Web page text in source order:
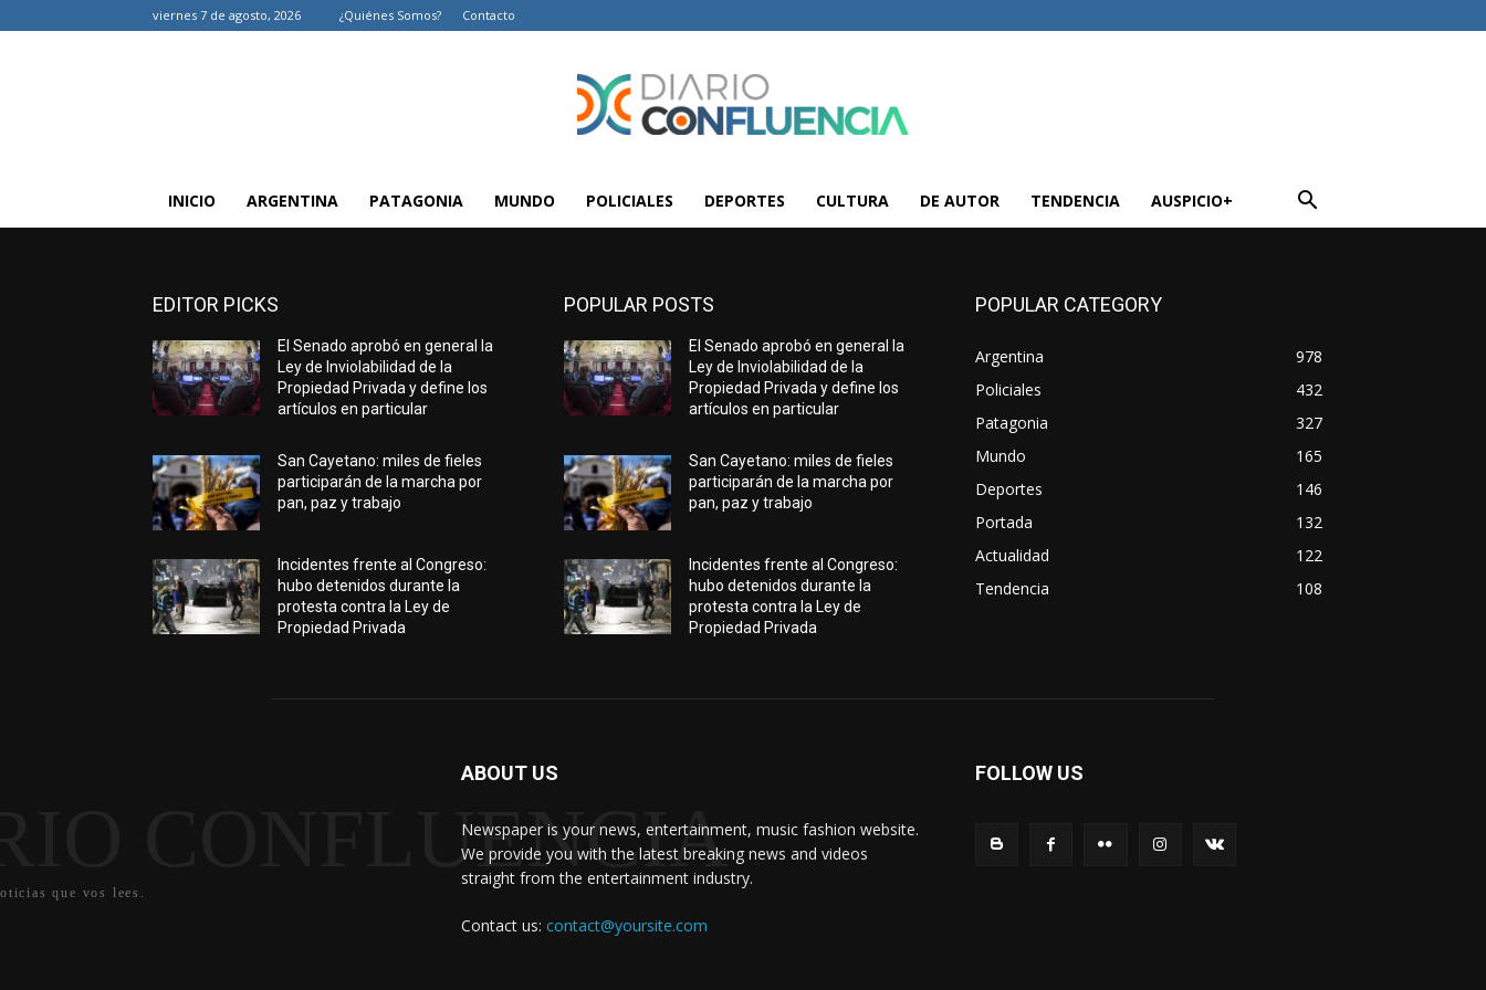
viernes 7 de agosto, 2026 ¿Quiénes Somos? Contacto
Diario
Confluencia
–
Noticias
INICIO ARGENTINA PATAGONIA MUNDO POLICIALES DEPORTES CULTURA DE AUTOR TENDENCIA AUSPICIO+
EDITOR PICKS
El Senado aprobó en general la
Ley de Inviolabilidad de la
Propiedad Privada y define los
artículos en particular
San Cayetano: miles de fieles
participarán de la marcha por
pan, paz y trabajo
Incidentes frente al Congreso:
hubo detenidos durante la
protesta contra la Ley de
Propiedad Privada
POPULAR POSTS
El Senado aprobó en general la
Ley de Inviolabilidad de la
Propiedad Privada y define los
artículos en particular
San Cayetano: miles de fieles
participarán de la marcha por
pan, paz y trabajo
Incidentes frente al Congreso:
hubo detenidos durante la
protesta contra la Ley de
Propiedad Privada
POPULAR CATEGORY
Argentina
978
Policiales
432
Patagonia
327
Mundo
165
Deportes
146
Portada
132
Actualidad
122
Tendencia
108
CONFLUENCIA
que vos lees.
ABOUT US
Newspaper is your news, entertainment, music fashion website.
We provide you with the latest breaking news and videos
straight from the entertainment industry.
Contact us: contact@yoursite.com
FOLLOW US